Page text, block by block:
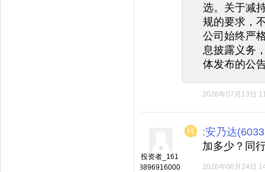
选。关于减
规的要求，
公司始终严
息披露义务
体发布的公
2026年07月13日
投资者_161
8896916000
:安乃达
加多少？同
2026年06月24日